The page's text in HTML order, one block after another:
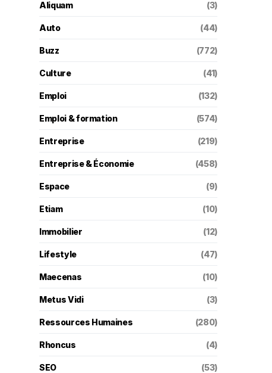
Aliquam (3)
Auto (44)
Buzz (772)
Culture (41)
Emploi (132)
Emploi & formation (574)
Entreprise (219)
Entreprise & Économie (458)
Espace (9)
Etiam (10)
Immobilier (12)
Lifestyle (47)
Maecenas (10)
Metus Vidi (3)
Ressources Humaines (280)
Rhoncus (4)
SEO (53)